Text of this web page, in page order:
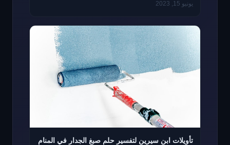
يونيو 15, 2023
تأويلات ابن سيرين لتفسير حلم صبغ الجدار في المنام